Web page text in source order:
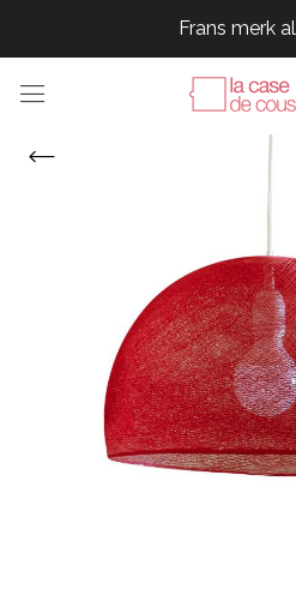
Frans merk
Frans merk
Frans merk